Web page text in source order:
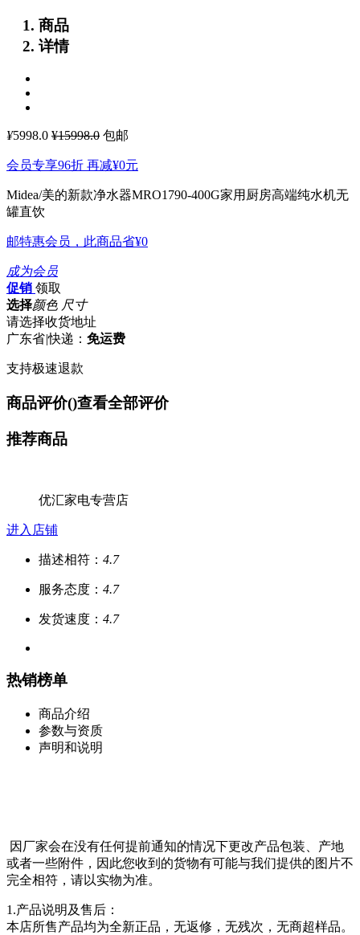
商品
详情
¥5998.0 ¥15998.0 包邮
会员专享96折 再减¥0元
Midea/美的新款净水器MRO1790-400G家用厨房高端纯水机无
罐直饮
邮特惠会员，此商品省¥0
成为会员
促销 领取
选择颜色 尺寸
请选择收货地址
广东省|快递： 免运费
支持极速退款
商品评价()查看全部评价
推荐商品
优汇家电专营店
进入店铺
描述相符： 4.7
服务态度： 4.7
发货速度： 4.7
热销榜单
商品介绍
参数与资质
声明和说明
因厂家会在没有任何提前通知的情况下更改产品包装、产地
或者一些附件，因此您收到的货物有可能与我们提供的图片不
完全相符，请以实物为准。
1.产品说明及售后：
本店所售产品均为全新正品，无返修，无残次，无商超样品。